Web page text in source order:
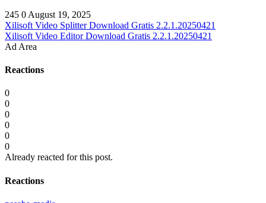
245 0 August 19, 2025
Xilisoft Video Splitter Download Gratis 2.2.1.20250421
Xilisoft Video Editor Download Gratis 2.2.1.20250421
Ad Area
Reactions
0
0
0
0
0
0
Already reacted for this post.
Reactions